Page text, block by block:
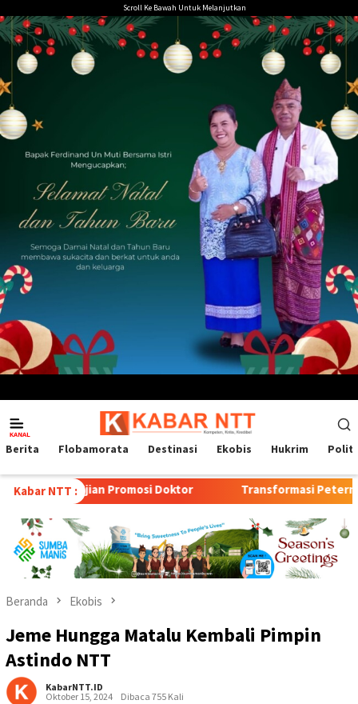
ke
konten
Scroll Ke Bawah Untuk Melanjutkan
Mobile
Berita Flobamorata Destinasi Ekobis Hukrim
Kabar NTT :
Doktor Transformasi Peternakan Modern TTU:
Beranda Ekobis
Jeme Hungga Matalu Kembali Pimpin
Astindo NTT
KabarNTT.ID
Oktober 15, 2024
Dibaca 755 Kali